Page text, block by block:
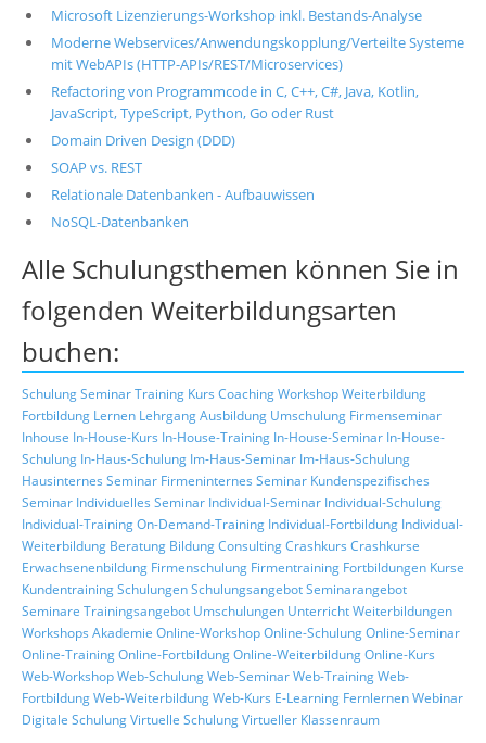
Microsoft Lizenzierungs-Workshop inkl. Bestands-Analyse
Moderne Webservices/Anwendungskopplung/Verteilte Systeme
mit WebAPIs (HTTP-APIs/REST/Microservices)
Refactoring von Programmcode in C, C++, C#, Java, Kotlin,
JavaScript, TypeScript, Python, Go oder Rust
Domain Driven Design (DDD)
SOAP vs. REST
Relationale Datenbanken - Aufbauwissen
NoSQL-Datenbanken
Alle Schulungsthemen können Sie in
folgenden Weiterbildungsarten
buchen:
SchulungSeminarTraining Kurs CoachingWorkshopWeiterbildung
Fortbildung Lernen LehrgangAusbildung Umschulung Firmenseminar
Inhouse In-House-Kurs In-House-Training In-House-Seminar In-House-
Schulung In-Haus-Schulung Im-Haus-Seminar Im-Haus-Schulung
Hausinternes Seminar Firmeninternes Seminar Kundenspezifisches
Seminar Individuelles Seminar Individual-Seminar Individual-Schulung
Individual-TrainingOn-Demand-Training Individual-Fortbildung Individual-
Weiterbildung Beratung BildungConsultingCrashkurs Crashkurse
Erwachsenenbildung Firmenschulung Firmentraining Fortbildungen Kurse
KundentrainingSchulungenSchulungsangebotSeminarangebot
Seminare Trainingsangebot Umschulungen UnterrichtWeiterbildungen
Workshops Akademie Online-WorkshopOnline-SchulungOnline-Seminar
Online-TrainingOnline-FortbildungOnline-WeiterbildungOnline-Kurs
Web-WorkshopWeb-SchulungWeb-SeminarWeb-TrainingWeb-
FortbildungWeb-WeiterbildungWeb-Kurs E-Learning FernlernenWebinar
Digitale SchulungVirtuelle SchulungVirtueller Klassenraum